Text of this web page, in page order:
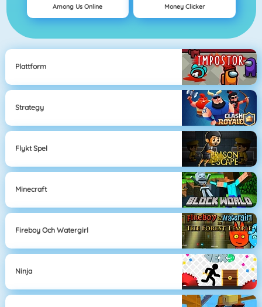
Among Us Online Money Clicker
Plattform
Strategy
Flykt Spel
Minecraft
Fireboy Och Watergirl
Ninja